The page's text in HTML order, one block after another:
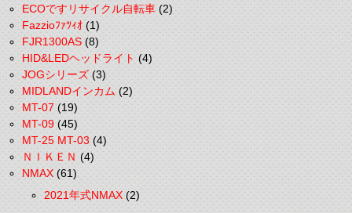
ECOですリサイクル自転車(2)
Fazzioﾌｧﾂｨｵ(1)
FJR1300AS(8)
HID&LEDヘッドライト(4)
JOGシリーズ(3)
MIDLANDインカム(2)
MT-07(19)
MT-09(45)
MT-25 MT-03(4)
ＮＩＫＥＮ(4)
NMAX(61)
2021年式NMAX(2)